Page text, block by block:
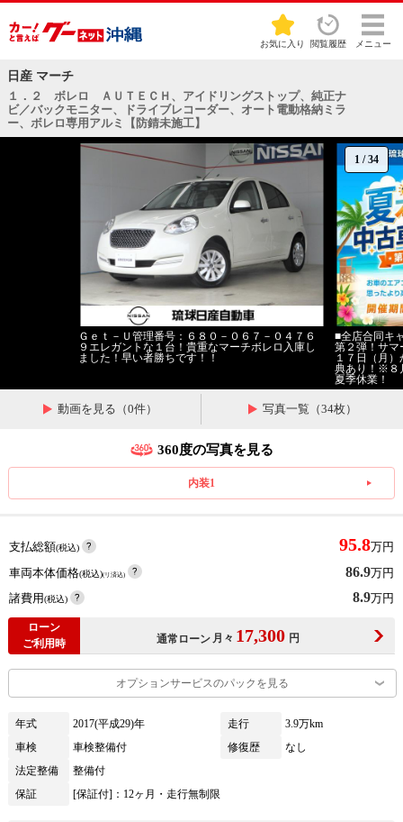
お気に入り 閲覧履歴 メニュー
日産 マーチ
１．２ ボレロ ＡＵＴＥＣＨ、アイドリングストップ、純正ナ
ビ／バックモニター、ドライブレコーダー、オート電動格納ミラ
ー、ボレロ専用アルミ【防錆未施工】
1 /34
Ｇｅｔ－Ｕ管理番号：６８０－０６７－０４７６
９エレガントな１台！貴重なマーチボレロ入庫し
ました！早い者勝ちです！！
■全店合同キ
第２弾！サマ
１７日（月
典あり！※８
夏季休業！
動画を見る（0件） 写真一覧（34枚）
360度の写真を見る
内装1
支払総額(税込) 95.8万円
車両本体価格(税込)(リ済込) 86.9万円
諸費用(税込) 8.9万円
ローン
ご利用時
通常ローン 月々 17,300 円
オプションサービスのパックを見る
年式 2017(平成29)年 走行
3.9万km
車検
車検整備付 修復歴
なし
法定整備
整備付
保証
[保証付]：12ヶ月・走行無制限